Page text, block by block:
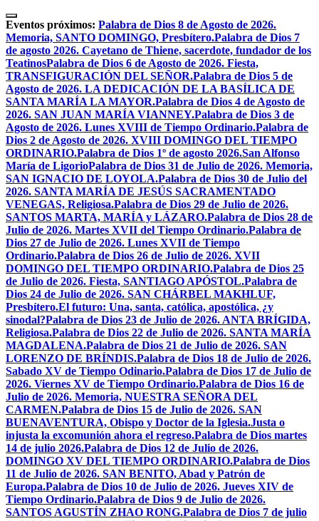
Skip
to
content
Eventos próximos: Palabra de Dios 8 de Agosto de 2026.
Memoria, SANTO DOMINGO, Presbítero.Palabra de Dios 7
de agosto 2026. Cayetano de Thiene, sacerdote, fundador de los
TeatinosPalabra de Dios 6 de Agosto de 2026. Fiesta,
TRANSFIGURACIÓN DEL SEÑOR.Palabra de Dios 5 de
Agosto de 2026. LA DEDICACIÓN DE LA BASÍLICA DE
SANTA MARÍA LA MAYOR.Palabra de Dios 4 de Agosto de
2026. SAN JUAN MARÍA VIANNEY.Palabra de Dios 3 de
Agosto de 2026. Lunes XVIII de Tiempo Ordinario.Palabra de
Dios 2 de Agosto de 2026. XVIII DOMINGO DEL TIEMPO
ORDINARIO.Palabra de Dios 1º de agosto 2026.San Alfonso
María de LigorioPalabra de Dios 31 de Julio de 2026. Memoria,
SAN IGNACIO DE LOYOLA.Palabra de Dios 30 de Julio del
2026. SANTA MARÍA DE JESÚS SACRAMENTADO
VENEGAS, Religiosa.Palabra de Dios 29 de Julio de 2026.
SANTOS MARTA, MARÍA y LÁZARO.Palabra de Dios 28 de
Julio de 2026. Martes XVII del Tiempo Ordinario.Palabra de
Dios 27 de Julio de 2026. Lunes XVII de Tiempo
Ordinario.Palabra de Dios 26 de Julio de 2026. XVII
DOMINGO DEL TIEMPO ORDINARIO.Palabra de Dios 25
de Julio de 2026. Fiesta, SANTIAGO APÓSTOL.Palabra de
Dios 24 de Julio de 2026. SAN CHÁRBEL MAKHLUF,
Presbítero.El futuro: Una, santa, católica, apostólica, ¿y
sinodal?Palabra de Dios 23 de Julio de 2026. ANTA BRÍGIDA,
Religiosa.Palabra de Dios 22 de Julio de 2026. SANTA MARÍA
MAGDALENA.Palabra de Dios 21 de Julio de 2026. SAN
LORENZO DE BRÍNDIS.Palabra de Dios 18 de Julio de 2026.
Sabado XV de Tiempo Odinario.Palabra de Dios 17 de Julio de
2026. Viernes XV de Tiempo Ordinario.Palabra de Dios 16 de
Julio de 2026. Memoria, NUESTRA SEÑORA DEL
CARMEN.Palabra de Dios 15 de Julio de 2026. SAN
BUENAVENTURA, Obispo y Doctor de la Iglesia.Justa o
injusta la excomunión ahora el regreso.Palabra de Dios martes
14 de julio 2026.Palabra de Dios 12 de Julio de 2026.
DOMINGO XV DEL TIEMPO ORDINARIO.Palabra de Dios
11 de Julio de 2026. SAN BENITO, Abad y Patrón de
Europa.Palabra de Dios 10 de Julio de 2026. Jueves XIV de
Tiempo Ordinario.Palabra de Dios 9 de Julio de 2026.
SANTOS AGUSTÍN ZHAO RONG.Palabra de Dios 7 de julio